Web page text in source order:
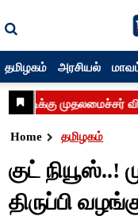
தமிழகம் அரசியல்
Home தமிழகம்
குட்
திருப்பி